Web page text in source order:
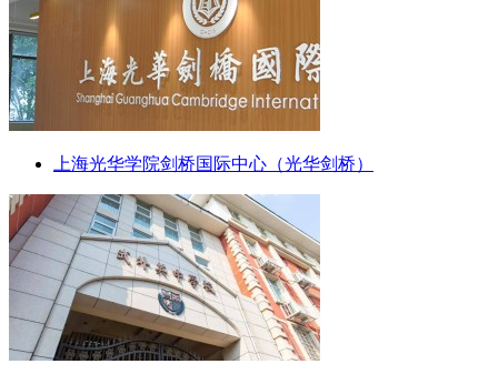
上海光华学院剑桥国际中心（光华剑桥）